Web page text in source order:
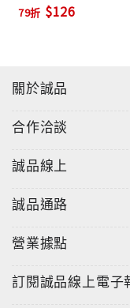
79折 $126
關於誠品
合作洽談
誠品線上
誠品通路
營業據點
訂閱誠品線上電子